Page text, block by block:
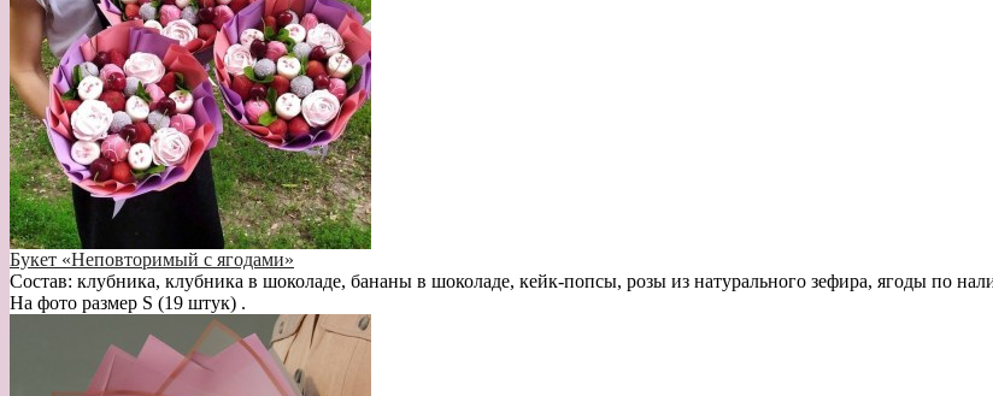
Букет «Неповторимый с ягодами»
Состав: клубника, клубника в шоколаде, бананы в шоколаде, кейк-попсы, розы из натурального зефира, ягоды по
На фото размер S (19 штук) .